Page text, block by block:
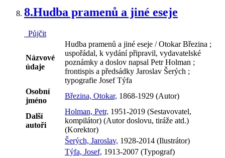
8.Hudba pramenů a jiné eseje
Půjčit
Názvové
údaje
Hudba pramenů a jiné eseje / Otokar Březina ;
uspořádal, k vydání připravil, vydavatelské
poznámky a doslov napsal Petr Holman ;
frontispis a předsádky Jaroslav Šerých ;
typografie Josef Týfa
Osobní
jméno
Březina, Otokar, 1868-1929 (Autor)
Další
autoři
Holman, Petr, 1951-2019 (Sestavovatel,
kompilátor) (Autor doslovu, tiráže atd.)
(Korektor)
Šerých, Jaroslav, 1928-2014 (Ilustrátor)
Týfa, Josef, 1913-2007 (Typograf)